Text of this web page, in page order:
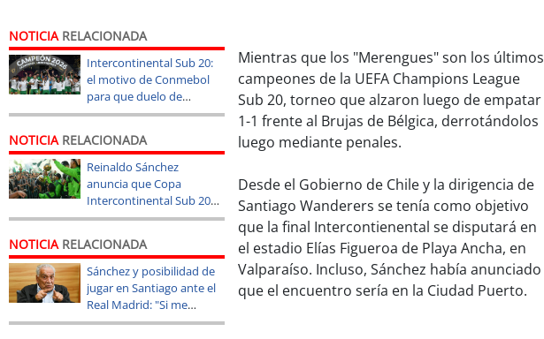
NOTICIARELACIONADA
Intercontinental Sub 20:
el motivo de Conmebol
para que duelo de
Wanderers y Real Madrid
NOTICIARELACIONADA
Reinaldo Sánchez
anuncia que Copa
Intercontinental Sub 20
será en Valparaíso
NOTICIARELACIONADA
Sánchez y posibilidad de
jugar en Santiago ante el
Real Madrid: "Si me
obligan, renuncio y no
Mientras que los "Merengues" son los últimos
campeones de la UEFA Champions League
Sub 20, torneo que alzaron luego de empatar
1-1 frente al Brujas de Bélgica, derrotándolos
luego mediante penales.
Desde el Gobierno de Chile y la dirigencia de
Santiago Wanderers se tenía como objetivo
que la final Intercontienental se disputará en
el estadio Elías Figueroa de Playa Ancha, en
Valparaíso. Incluso, Sánchez había anunciado
que el encuentro sería en la Ciudad Puerto.